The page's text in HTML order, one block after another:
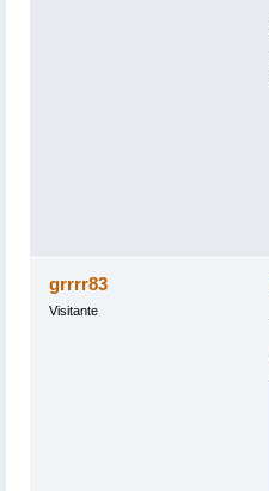
grrrr83
Visitante